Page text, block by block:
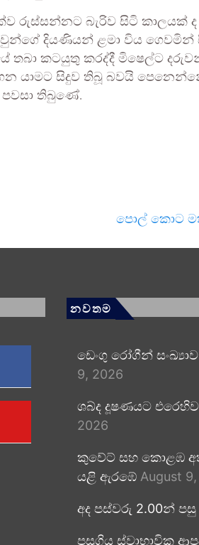
රුස්සන්නට බැරිව සිටි කාලයක්
දියණියන් ළමා විය ගෙවමින්
තබා කටයුතු කරද්දී මිෂෙල්ට
යාමට සිදුව තිබූ බවයි
තිබුණේ.
පොල් කොට
නවතම
ඩෙංගු රෝගීන්
9, 2026
ශබ්ද දූෂණයට
2026
කුවේට් සහ කොළඹ
යළි ඇරඹේ August
අද පස්වරු 2.00න් පසු
පසුගිය ස්වාභාවික